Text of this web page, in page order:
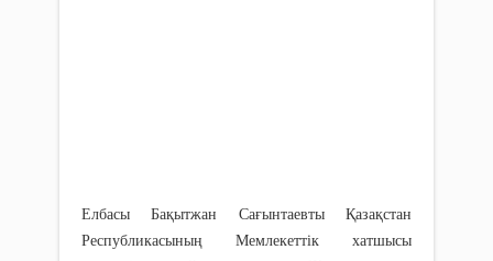
Елбасы Бақытжан Сағынтаевты Қазақстан
Республикасының Мемлекеттік хатшысы